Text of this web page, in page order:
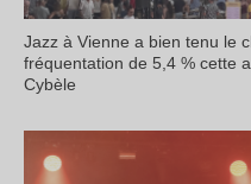
Jazz à Vienne a bien tenu le
fréquentation de 5,4 % cette
Cybèle